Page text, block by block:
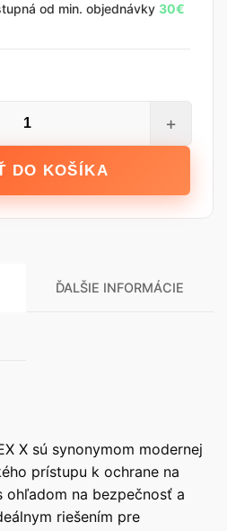
od min. objednávky 30€
+
DO KOŠÍKA
ĎALŠIE INFORMÁCIE
X sú synonymom modernej
prístupu k ochrane na
ohľadom na bezpečnosť a
riešením pre